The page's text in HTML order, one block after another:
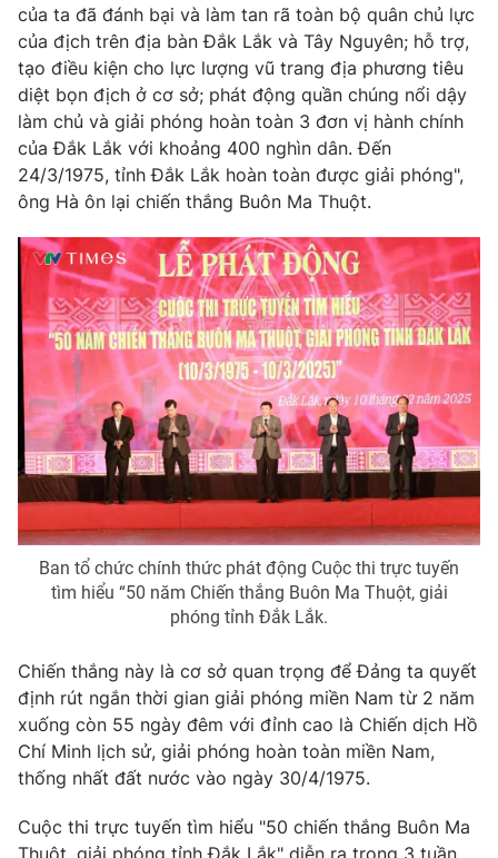
VTV Money VTV Thể thao
VTV Sức khoẻ Bất động sản
Thị trường 24h Tấm lòng Việt
VTV4
VTV9 VTV8
Liên hệ tòa soạn English
THỜI BÁO VTV
Theo dõi báo trên
Cơ quan báo chí:Thời báo VTV
Giấy phép hoạt động báo in và báo điện tử số 483/GP-BTTTT
cấp ngày 29/12/2023
Tổng Biên tập: Vũ Thanh Thủy
Phó Tổng Biên tập:Nguyễn Thị Mỹ Hạnh, Phạm Quốc Thắng,
Tổng đài VTV:024.38 355 931 - 024.38 355 932
của ta đã đánh bại và làm tan rã toàn bộ quân chủ lực
của địch trên địa bàn Đắk Lắk và Tây Nguyên; hỗ trợ,
tạo điều kiện cho lực lượng vũ trang địa phương tiêu
diệt bọn địch ở cơ sở; phát động quần chúng nổi dậy
làm chủ và giải phóng hoàn toàn 3 đơn vị hành chính
của Đắk Lắk với khoảng 400 nghìn dân. Đến
24/3/1975, tỉnh Đắk Lắk hoàn toàn được giải phóng",
ông Hà ôn lại chiến thắng Buôn Ma Thuột.
Ban tổ chức chính thức phát động Cuộc thi trực tuyến
tìm hiểu “50 năm Chiến thắng Buôn Ma Thuột, giải
phóng tỉnh Đắk Lắk.
Chiến thắng này là cơ sở quan trọng để Đảng ta quyết
định rút ngắn thời gian giải phóng miền Nam từ 2 năm
xuống còn 55 ngày đêm với đỉnh cao là Chiến dịch Hồ
Chí Minh lịch sử, giải phóng hoàn toàn miền Nam,
thống nhất đất nước vào ngày 30/4/1975.
Cuộc thi trực tuyến tìm hiểu "50 chiến thắng Buôn Ma